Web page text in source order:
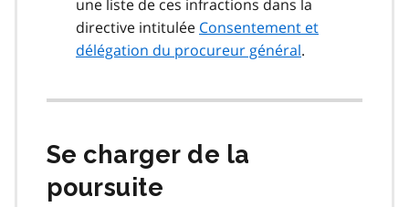
une liste de ces infractions dans la
directive intitulée Consentement et
délégation du procureur général.
Se charger de la
poursuite